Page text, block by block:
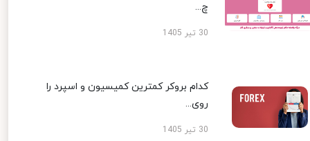
چ...
30 تیر 1405
کدام بروکر کمترین کمیسیون و اسپرد را
روی...
30 تیر 1405